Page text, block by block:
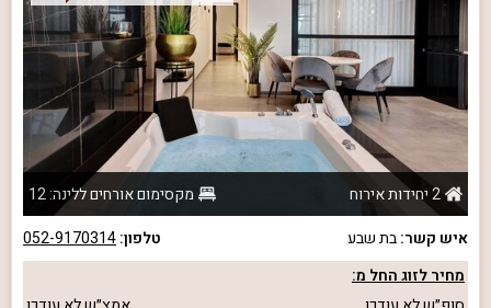
2 יחידות אירוח
מקסימום אורחים ללינה: 12
איש קשר:בת שבע טלפון:052-9170314
מחיר לזוג החל מ: